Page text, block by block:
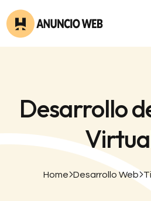
Desarrollo
Home Desarrollo Web